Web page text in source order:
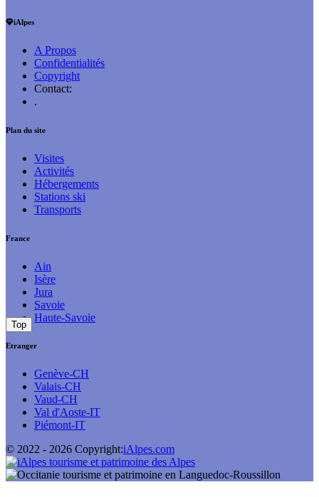
iAlpes
A Propos
Confidentialités
Copyright
Contact:
.
Plan du site
Visites
Activités
Hébergements
Stations ski
Transports
France
Ain
Isère
Jura
Savoie
Haute-Savoie
Etranger
Genève-CH
Valais-CH
Vaud-CH
Val d'Aoste-IT
Piémont-IT
© 2022 - 2026 Copyright:iAlpes.com
Top